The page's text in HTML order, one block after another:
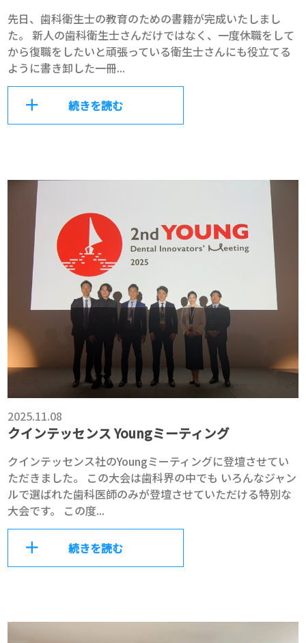
先日、歯科衛生士の教育のための書籍が完成いたしまし
た。 新人の歯科衛生士さんだけではなく、一度休職をして
から復職をしたいと頑張っている衛生士さんにも役立てる
ように書き卸した一冊...
続きを読む
2025.11.08
クインテッセンス Youngミーティング
クインテッセンス社のYoungミーティングに登壇させてい
ただきました。 この大会は歯科界の中でも いろんなジャン
ルで選ばれた歯科医師のみが登壇させていただける特別な
大会です。 この度...
続きを読む